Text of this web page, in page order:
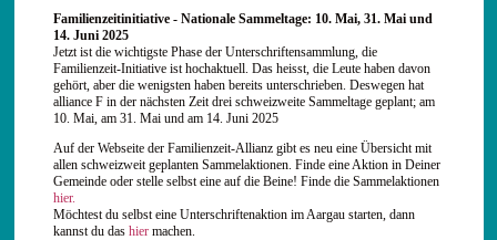
Familienzeitinitiative - Nationale Sammeltage: 10. Mai, 31. Mai und
14. Juni 2025
Jetzt ist die wichtigste Phase der Unterschriftensammlung, die
Familienzeit-Initiative ist hochaktuell. Das heisst, die Leute haben davon
gehört, aber die wenigsten haben bereits unterschrieben. Deswegen hat
alliance F in der nächsten Zeit drei schweizweite Sammeltage geplant; am
10. Mai, am 31. Mai und am 14. Juni 2025
Auf der Webseite der Familienzeit-Allianz gibt es neu eine Übersicht mit
allen schweizweit geplanten Sammelaktionen. Finde eine Aktion in Deiner
Gemeinde oder stelle selbst eine auf die Beine! Finde die Sammelaktionen
hier.
Möchtest du selbst eine Unterschriftenaktion im Aargau starten, dann
kannst du das hiermachen.